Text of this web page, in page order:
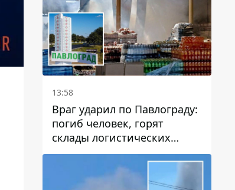
13:58
Враг ударил по Павлограду:
погиб человек, горят
склады логистических
компаний и магазина